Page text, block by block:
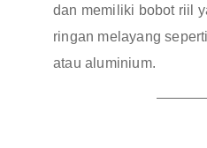
dan memiliki bobot riil
ringan melayang
atau aluminium.